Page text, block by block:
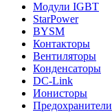
Модули IGBT
StarPower
BYSM
Контакторы
Вентиляторы
Конденсаторы
DC-Link
Ионисторы
Предохранители